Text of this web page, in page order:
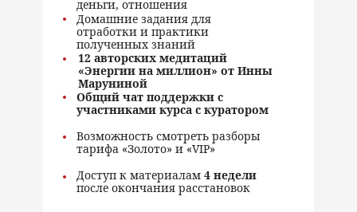
деньги, отношения
Домашние задания для
отработки и практики
полученных знаний
12 авторских медитаций
«Энергии на миллион» от Инны
Маруниной
Доступ к материалам 4 недели
после окончания расстановок
Возможность смотреть разборы
тарифа «Золото» и «VIP»
Общий чат поддержки с
участниками курса с куратором